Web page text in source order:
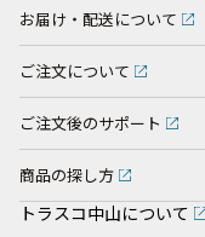
お届け・配送について
ご注文について
ご注文後のサポート
商品の探し方
トラスコ中山について